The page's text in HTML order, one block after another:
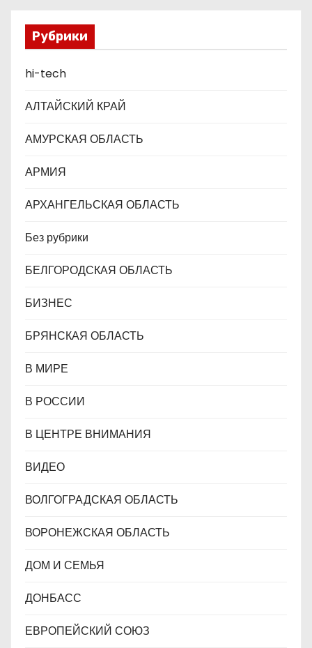
п
и
с
я
м
Рубрики
hi-tech
АЛТАЙСКИЙ КРАЙ
АМУРСКАЯ ОБЛАСТЬ
АРМИЯ
АРХАНГЕЛЬСКАЯ ОБЛАСТЬ
Без рубрики
БЕЛГОРОДСКАЯ ОБЛАСТЬ
БИЗНЕС
БРЯНСКАЯ ОБЛАСТЬ
В МИРЕ
В РОССИИ
В ЦЕНТРЕ ВНИМАНИЯ
ВИДЕО
ВОЛГОГРАДСКАЯ ОБЛАСТЬ
ВОРОНЕЖСКАЯ ОБЛАСТЬ
ДОМ И СЕМЬЯ
ДОНБАСС
ЕВРОПЕЙСКИЙ СОЮЗ